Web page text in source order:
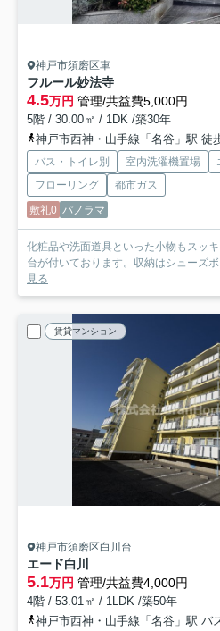
神戸市須磨区車
フルール妙法寺
4.5万円 管理/共益費5,000円
5階 / 30.00㎡ / 1DK /築30年
神戸市西神・山手線「名谷」駅 徒
バス・トイレ別 室内洗濯機置場
フローリング
都市ガス
敷礼0 パノラマ
化粧品や洗面道具といった小物もスッ
台が付いております。収納はシューズ
見る
賃貸マンション
神戸市須磨区白川台
エード白川
5.1万円 管理/共益費4,000円
4階 / 53.01㎡ / 1LDK /築50年
神戸市西神・山手線「名谷」駅 バス5